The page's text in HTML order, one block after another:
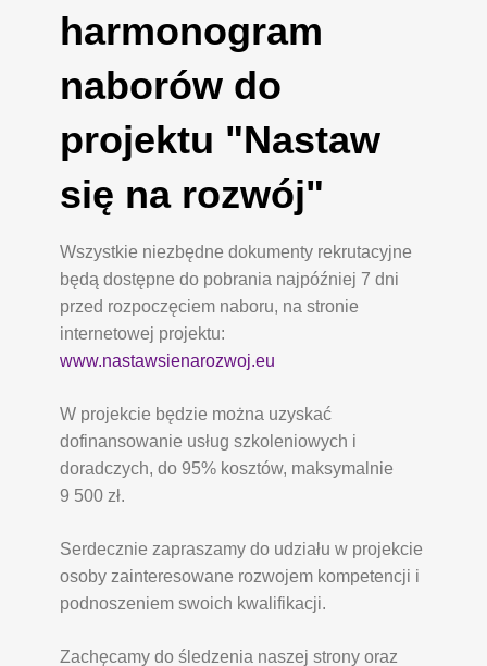
harmonogram
naborów do
projektu "Nastaw
się na rozwój"
Wszystkie niezbędne dokumenty rekrutacyjne
będą dostępne do pobrania najpóźniej 7 dni
przed rozpoczęciem naboru, na stronie
internetowej projektu:
www.nastawsienarozwoj.eu
W projekcie będzie można uzyskać
dofinansowanie usług szkoleniowych i
doradczych, do 95% kosztów, maksymalnie
9 500 zł.
Serdecznie zapraszamy do udziału w projekcie
osoby zainteresowane rozwojem kompetencji i
podnoszeniem swoich kwalifikacji.
Zachęcamy do śledzenia naszej strony oraz